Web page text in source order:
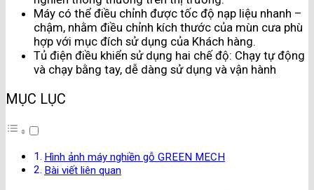
Máy có thể điều chỉnh được tốc độ nạp liệu nhanh –
chậm, nhằm điều chỉnh kích thước của mùn cưa phù
hợp với mục đích sử dụng của Khách hàng.
Tủ điện điều khiển sử dụng hai chế độ: Chạy tự động
và chạy bằng tay, dễ dàng sử dụng và vận hành
MỤC LỤC
Hình ảnh máy nghiền gỗ GREEN MECH
Bài viết liên quan